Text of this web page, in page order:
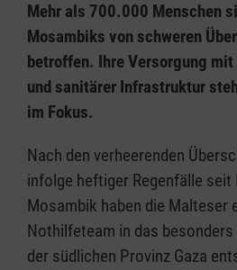
Mehr als 700.000 Menschen
Mosambiks von schweren
betroffen. Ihre Versorgung mit
und sanitärer Infrastruktur
im Fokus.
Nach den verheerenden
infolge heftiger Regenfälle seit
Mosambik haben die Malteser
Nothilfeteam in das
der südlichen Provinz Gaza